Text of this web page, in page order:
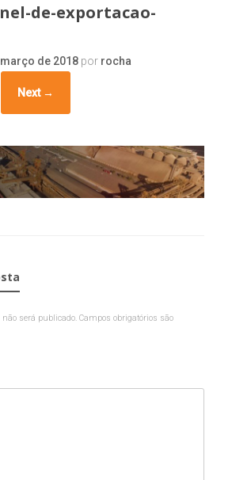
de-exportacao-
de 2018 por rocha
Next →
não será publicado. Campos obrigatórios são